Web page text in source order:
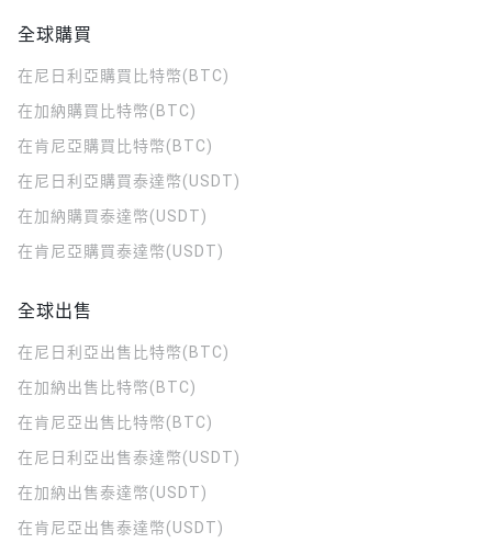
全球購買
在尼日利亞購買比特幣(BTC)
在加納購買比特幣(BTC)
在肯尼亞購買比特幣(BTC)
在尼日利亞購買泰達幣(USDT)
在加納購買泰達幣(USDT)
在肯尼亞購買泰達幣(USDT)
全球出售
在尼日利亞出售比特幣(BTC)
在加納出售比特幣(BTC)
在肯尼亞出售比特幣(BTC)
在尼日利亞出售泰達幣(USDT)
在加納出售泰達幣(USDT)
在肯尼亞出售泰達幣(USDT)